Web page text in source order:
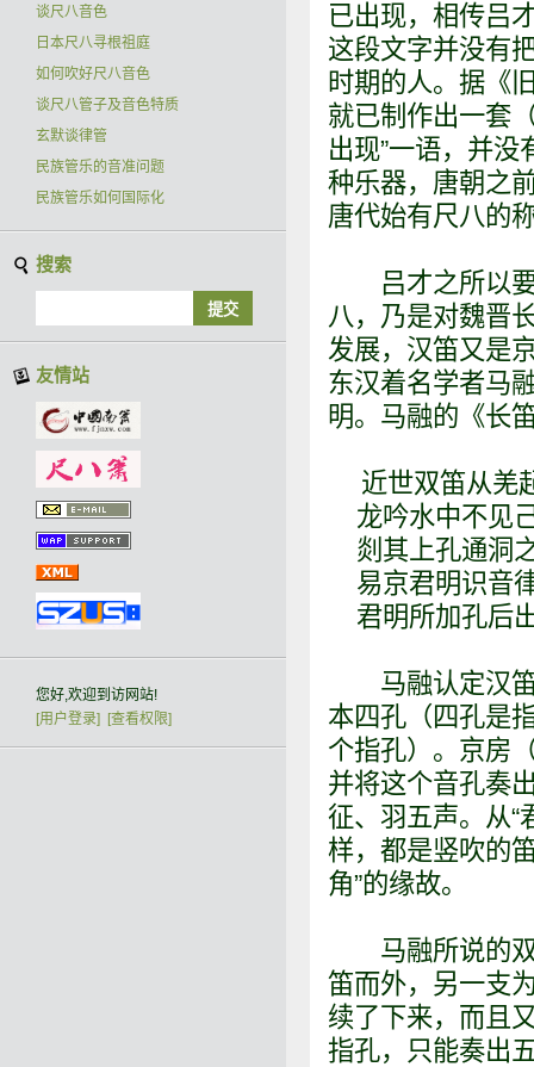
已出现，相传吕
这段文字并没有
时期的人。据《
就已制作出一套
出现”一语，并
种乐器，唐朝之
唐代始有尺八的
吕才之所以要
八，乃是对魏晋
发展，汉笛又是
东汉着名学者马
明。马融的《长
近世双笛从羌
龙吟水中不见
剡其上孔通洞
易京君明识音
君明所加孔后
马融认定汉笛
本四孔（四孔是
个指孔）。京房
并将这个音孔奏
征、羽五声。从“
样，都是竖吹的
角”的缘故。
马融所说的双
笛而外，另一支
续了下来，而且
指孔，只能奏出
谈尺八音色
日本尺八寻根祖庭
如何吹好尺八音色
谈尺八管子及音色特质
玄默谈律管
民族管乐的音准问题
民族管乐如何国际化
搜索
友情站
您好,欢迎到访网站!
[用户登录]
[查看权限]